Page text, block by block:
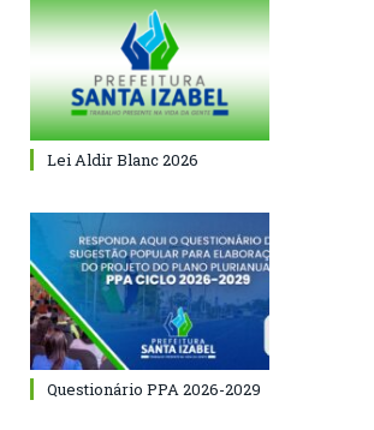
Lei Aldir Blanc 2026
Questionário PPA 2026-2029